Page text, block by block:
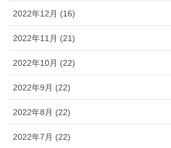
2022年12月 (16)
2022年11月 (21)
2022年10月 (22)
2022年9月 (22)
2022年8月 (22)
2022年7月 (22)